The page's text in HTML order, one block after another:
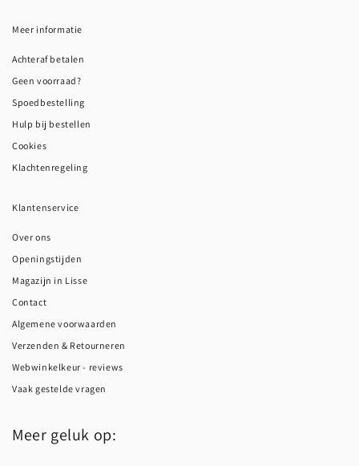
Meer informatie
Achteraf betalen
Geen voorraad?
Spoedbestelling
Hulp bij bestellen
Cookies
Klachtenregeling
Klantenservice
Over ons
Openingstijden
Magazijn in Lisse
Contact
Algemene voorwaarden
Verzenden & Retourneren
Webwinkelkeur - reviews
Vaak gestelde vragen
Meer geluk op: